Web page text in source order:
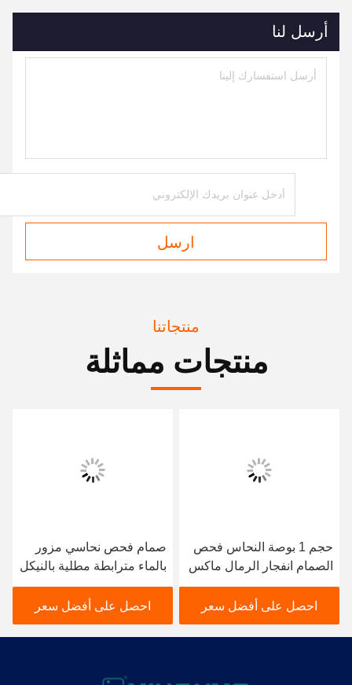
أرسل لنا
ارسل
منتجاتنا
منتجات مماثلة
حجم 1 بوصة النحاس فحص
الصمام انفجار الرمال ماكس
25bar مزورة الجسم النحاس
احصل على أفضل سعر
صمام فحص نحاسي مزور
بالماء مترابطة مطلية بالنيكل
CV5004
احصل على أفضل سعر